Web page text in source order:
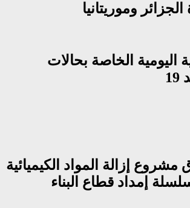
وموريتانيا
اليومية الخاصة بحالات
مشروع إزالة المواد الكيميائية
إمداد قطاع البناء